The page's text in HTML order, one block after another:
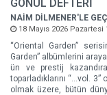
GÖNÜL DEFTERİ
NAİM DİLMENER'LE
18 Mayıs 2026 Pazartesi
“Oriental Garden”
Garden” albümlerini
ün ve prestij
toparladıklarını “…vol.
olmak üzere, bütün